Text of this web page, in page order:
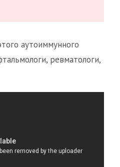
аутоиммунного
ревматологи,